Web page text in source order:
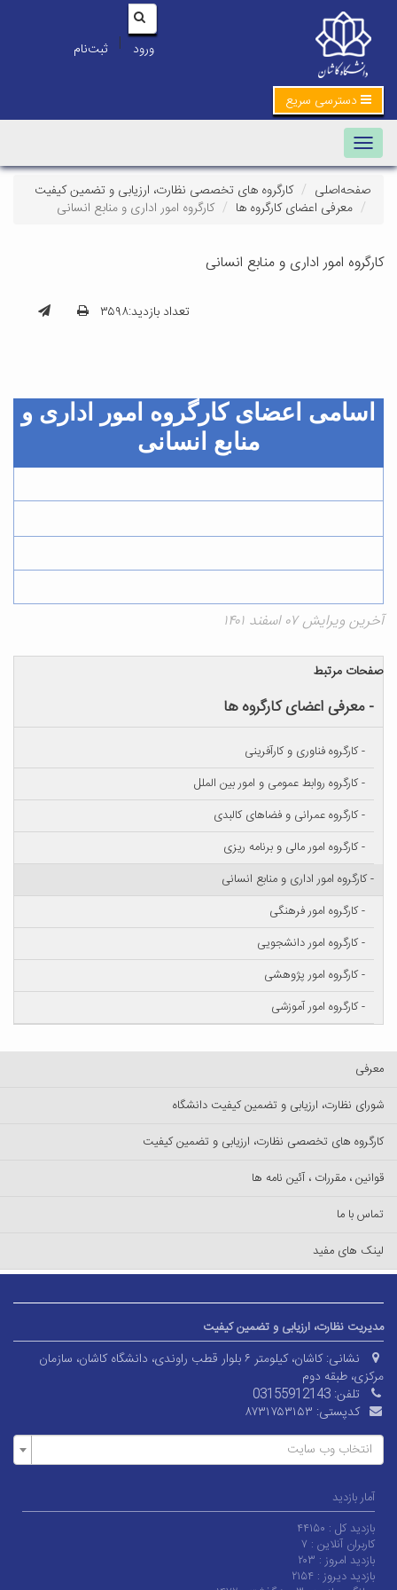
ورود | ثبت‌نام
دسترسی سریع
Toggle navigation
صفحه‌اصلی
کارگروه های تخصصی نظارت، ارزیابی و تضمین کیفیت
معرفی اعضای کارگروه ها
کارگروه امور اداری و منابع انسانی
کارگروه امور اداری و منابع انسانی
تعداد بازدید:۳۵۹۸
اسامی اعضای کارگروه امور اداری و
منابع انسانی
آخرین ویرایش ۰۷ اسفند ۱۴۰۱
صفحات مرتبط
- معرفی اعضای کارگروه ها
- کارگروه فناوری و کارآفرینی
- کارگروه روابط عمومی و امور بین الملل
- کارگروه عمرانی و فضاهای کالبدی
- کارگروه امور مالی و برنامه ریزی
- کارگروه امور اداری و منابع انسانی
- کارگروه امور فرهنگی
- کارگروه امور دانشجویی
- کارگروه امور پژوهشی
- کارگروه امور آموزشی
معرفی
شورای نظارت، ارزیابی و تضمین کیفیت دانشگاه
کارگروه های تخصصی نظارت، ارزیابی و تضمین کیفیت
قوانین ، مقررات ، آئین نامه ها
تماس با ما
لینک های مفید
مدیریت نظارت، ارزیابی و تضمین کیفیت
نشانی:
کاشان، کیلومتر ۶ بلوار قطب راوندی، دانشگاه کاشان، سازمان
مرکزی، طبقه دوم
تلفن: 03155912143
کدپستی: ۸۷۳۱۷۵۳۱۵۳
انتخاب وب سایت
آمار بازدید
بازدید کل : ۴۴۱۵۰
کاربران آنلاین : ۷
بازدید امروز : ۲۰۳
بازدید دیروز : ۲۱۵۴